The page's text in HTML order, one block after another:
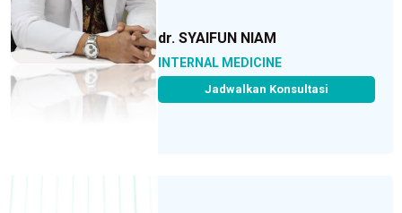
dr. SYAIFUN NIAM
INTERNAL MEDICINE
Jadwalkan Konsultasi